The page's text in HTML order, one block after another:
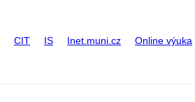
CIT IS Inet.muni.cz Online výuka